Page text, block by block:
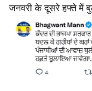
जनवरी के दूसरे हफ्ते में